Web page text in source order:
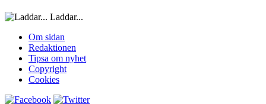
Laddar...
Om sidan
Redaktionen
Tipsa om nyhet
Copyright
Cookies